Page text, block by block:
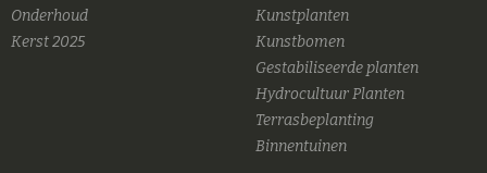
Onderhoud
Kerst 2025
Kunstplanten
Kunstbomen
Gestabiliseerde planten
Hydrocultuur Planten
Terrasbeplanting
Binnentuinen